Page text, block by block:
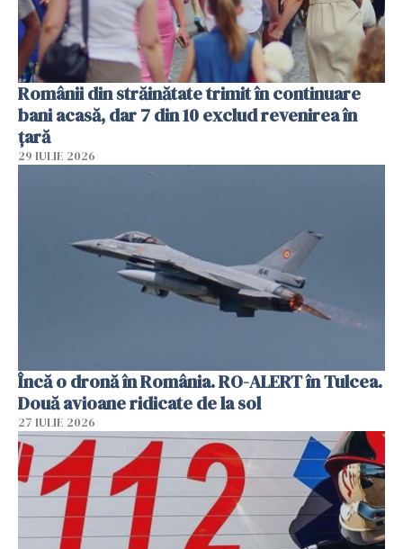
Românii din străinătate trimit în continuare
bani acasă, dar 7 din 10 exclud revenirea în
țară
29 IULIE 2026
Încă o dronă în România. RO-ALERT în Tulcea.
Două avioane ridicate de la sol
27 IULIE 2026